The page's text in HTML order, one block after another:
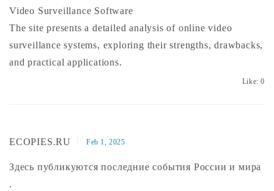
Video Surveillance Software
The site presents a detailed analysis of online video
surveillance systems, exploring their strengths, drawbacks,
and practical applications.
Like:0
ECOPIES.RU Feb 1, 2025
Здесь публикуются последние события России и мира
.